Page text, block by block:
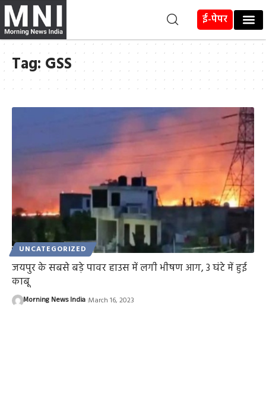
ई-पेपर
Tag: GSS
UNCATEGORIZED
जयपुर के सबसे बड़े पावर हाउस में लगी भीषण आग, 3 घंटे में हुई
काबू
Morning News India March 16, 2023